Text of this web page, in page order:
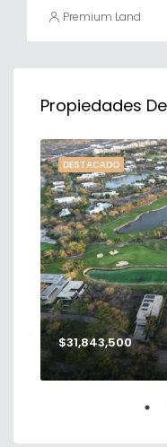
Premium Land
Propiedades
DESTACADO
$31,843,500